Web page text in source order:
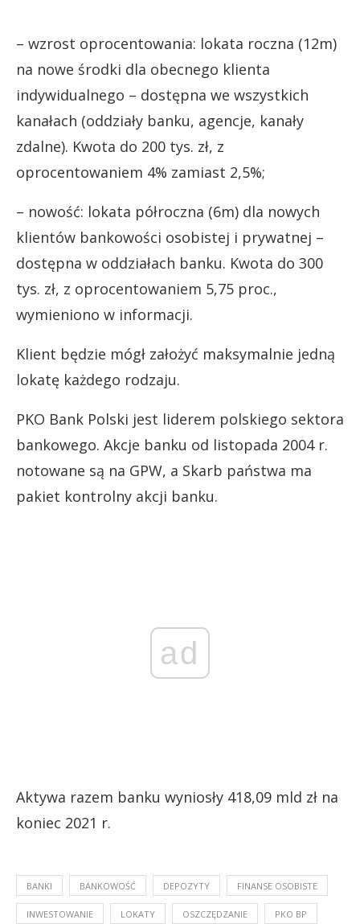
– wzrost oprocentowania: lokata roczna (12m)
na nowe środki dla obecnego klienta
indywidualnego – dostępna we wszystkich
kanałach (oddziały banku, agencje, kanały
zdalne). Kwota do 200 tys. zł, z
oprocentowaniem 4% zamiast 2,5%;
– nowość: lokata półroczna (6m) dla nowych
klientów bankowości osobistej i prywatnej –
dostępna w oddziałach banku. Kwota do 300
tys. zł, z oprocentowaniem 5,75 proc.,
wymieniono w informacji.
Klient będzie mógł założyć maksymalnie jedną
lokatę każdego rodzaju.
PKO Bank Polski jest liderem polskiego sektora
bankowego. Akcje banku od listopada 2004 r.
notowane są na GPW, a Skarb państwa ma
pakiet kontrolny akcji banku.
ad
Aktywa razem banku wyniosły 418,09 mld zł na
koniec 2021 r.
BANKI BANKOWOŚĆ DEPOZYTY FINANSE OSOBISTE
INWESTOWANIE LOKATY OSZCZĘDZANIE PKO BP